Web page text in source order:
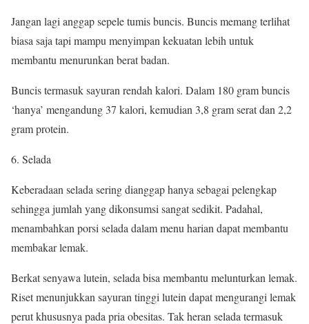
Jangan lagi anggap sepele tumis buncis. Buncis memang terlihat
biasa saja tapi mampu menyimpan kekuatan lebih untuk
membantu menurunkan berat badan.
Buncis termasuk sayuran rendah kalori. Dalam 180 gram buncis
‘hanya’ mengandung 37 kalori, kemudian 3,8 gram serat dan 2,2
gram protein.
6. Selada
Keberadaan selada sering dianggap hanya sebagai pelengkap
sehingga jumlah yang dikonsumsi sangat sedikit. Padahal,
menambahkan porsi selada dalam menu harian dapat membantu
membakar lemak.
Berkat senyawa lutein, selada bisa membantu melunturkan lemak.
Riset menunjukkan sayuran tinggi lutein dapat mengurangi lemak
perut khususnya pada pria obesitas. Tak heran selada termasuk